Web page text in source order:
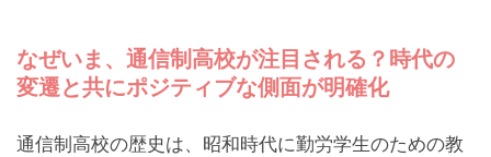
なぜいま、通信制高校が注目される？時代の
変遷と共にポジティブな側面が明確化
通信制高校の歴史は、昭和時代に勤労学生のための教